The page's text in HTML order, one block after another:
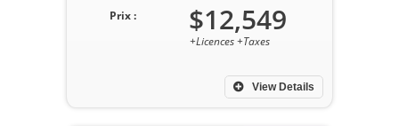
View Details
Prix : $12,549
+Licences +Taxes